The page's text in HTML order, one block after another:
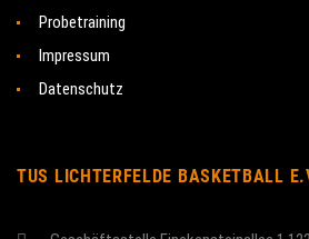
Probetraining
Impressum
Datenschutz
TUS LICHTERFELDE BASKETBALL